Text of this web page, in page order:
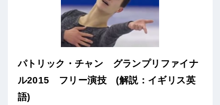
パトリック・チャン グランプリファイナ
ル2015 フリー演技 (解説：イギリス英
語)